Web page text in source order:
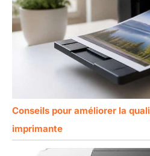
Conseils pour améliorer la
imprimante